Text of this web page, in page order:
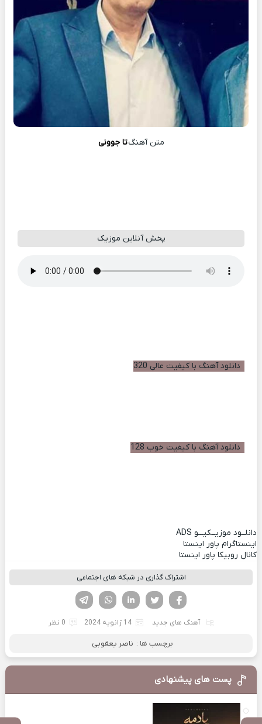
متن آهنگتا جوونی
پخش آنلاین موزیک
دانلود آهنگ با کیفیت عالی 320
دانلود آهنگ با کیفیت خوب 128
دانلــود موزیــکیـــو ADS
اینستاگرام پاور اینستا
کانال روبیکا پاور اینستا
اشتراک گذاری در شبکه های اجتماعی
لینکدین تویتر
فیسوک
آهنگ های جدید 14 ژانویه 2024 0 نظر
برچسب ها : ناصر یعقوبی
پست های پیشنهادی